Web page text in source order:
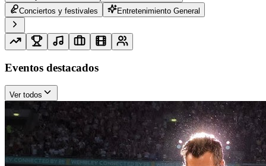
Conciertos y festivales
Entretenimiento General
Eventos destacados
Ver todos